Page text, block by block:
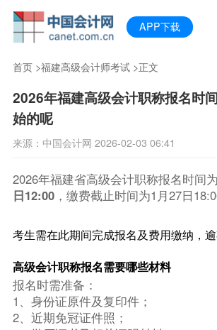
APP下载
首页>福建高级会计师考试>正文
2026年福建高级会计职称报名时
始的呢
来源：中国会计网 2026-02-03 06:41
2026年福建省高级会计职称报名时间为
日12:00，缴费截止时间为1月27日
考生需在此期间完成报名及费用缴纳，逾
高级会计职称报名需要哪些材料
报名时需准备：
1、身份证原件及复印件；
2、近期免冠证件照；